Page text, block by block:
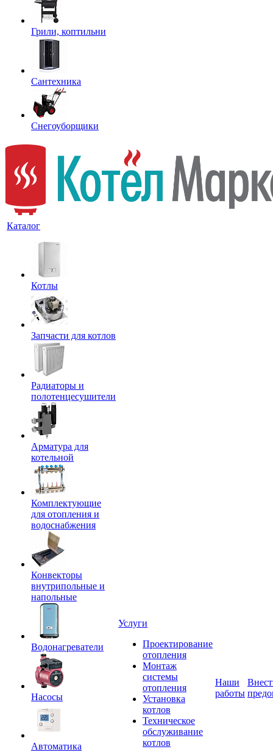
Грили, коптильни
Сантехника
Снегоуборщики
Каталог
Котлы
Запчасти для котлов
Радиаторы и
полотенцесушители
Арматура для
котельной
Комплектующие
для отопления и
водоснабжения
Конвекторы
внутрипольные и
напольные
Водонагреватели
Насосы
Автоматика
Услуги
Проектирование
отопления
Монтаж
системы
отопления
Установка
котлов
Техническое
обслуживание
котлов
Наши
работы